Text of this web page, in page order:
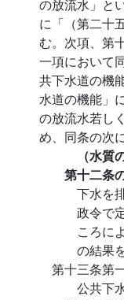
の放流水」と
に「（第二十
む。次項、第
一項において
共下水道の機
水道の機能」
の放流水若し
め、同条の次
（水質
第十二条
下水を
政令で
ころに
の結果
第十三条第
公共下